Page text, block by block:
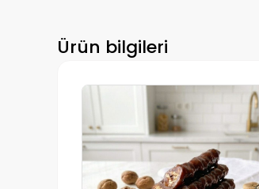
Ürün bilgileri